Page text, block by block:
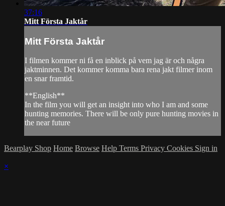
37:16
Mitt Första Jaktår
Mitt Första Jaktår
I filmen kommer ni få en inblick på vem jag är och några
jaktminnen. Det kommer komma bara rena jakt filmer inom
en snar framtid.
**English**
In the film you will get an insight into who I am and some
hunting memories. There will be only pure hunting movies in
the near future
Bearplay Shop Home Browse Help Terms Privacy Cookies Sign in
×